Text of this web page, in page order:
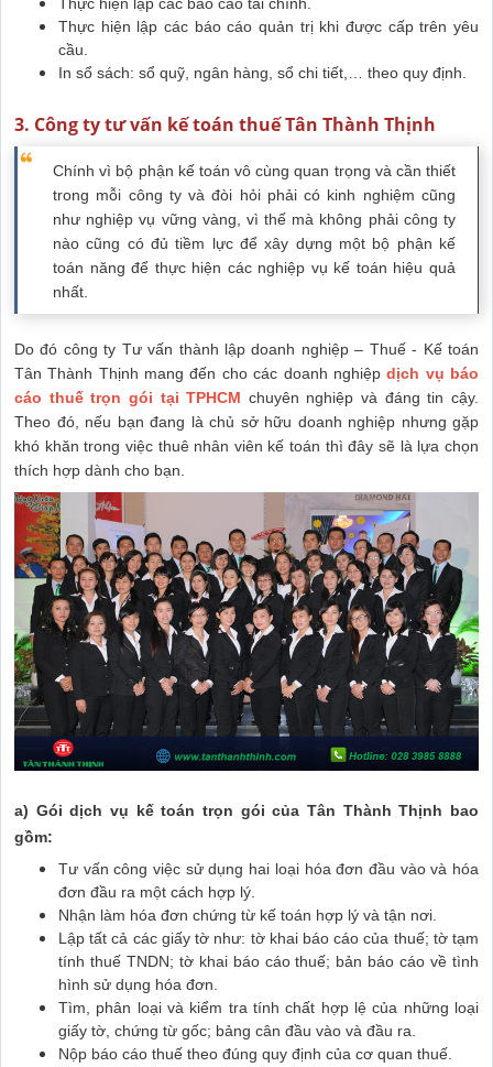
Thực hiện lập các báo cáo tài chính.
Thực hiện lập các báo cáo quản trị khi được cấp trên yêu
cầu.
In sổ sách: sổ quỹ, ngân hàng, sổ chi tiết,… theo quy định.
3. Công ty tư vấn kế toán thuế Tân Thành Thịnh
Chính vì bộ phận kế toán vô cùng quan trọng và cần thiết
trong mỗi công ty và đòi hỏi phải có kinh nghiệm cũng
như nghiệp vụ vững vàng, vì thế mà không phải công ty
nào cũng có đủ tiềm lực để xây dựng một bộ phận kế
toán năng để thực hiện các nghiệp vụ kế toán hiệu quả
nhất.
Do đó công ty Tư vấn thành lập doanh nghiệp – Thuế - Kế toán
Tân Thành Thịnh mang đến cho các doanh nghiệpdịch vụ báo
cáo thuế trọn gói tại TPHCM chuyên nghiệp và đáng tin cậy.
Theo đó, nếu bạn đang là chủ sở hữu doanh nghiệp nhưng gặp
khó khăn trong việc thuê nhân viên kế toán thì đây sẽ là lựa chọn
thích hợp dành cho bạn.
a) Gói dịch vụ kế toán trọn gói của Tân Thành Thịnh bao
gồm:
Tư vấn công việc sử dụng hai loại hóa đơn đầu vào và hóa
đơn đầu ra một cách hợp lý.
Nhận làm hóa đơn chứng từ kế toán hợp lý và tận nơi.
Lập tất cả các giấy tờ như: tờ khai báo cáo của thuế; tờ tạm
tính thuế TNDN; tờ khai báo cáo thuế; bản báo cáo về tình
hình sử dụng hóa đơn.
Tìm, phân loại và kiểm tra tính chất hợp lệ của những loại
giấy tờ, chứng từ gốc; bảng cân đầu vào và đầu ra.
Nộp báo cáo thuế theo đúng quy định của cơ quan thuế.